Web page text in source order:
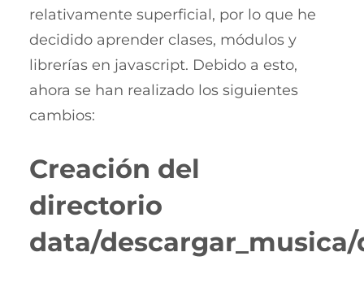
relativamente superficial, por lo que he
decidido aprender clases, módulos y
librerías en javascript. Debido a esto,
ahora se han realizado los siguientes
cambios:
Creación del
directorio
data/